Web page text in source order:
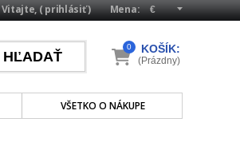
Mena:
Vitajte, (prihlásiť)
VŠETKO O NÁKUPE
KOŠÍK:
0
(Prázdny)